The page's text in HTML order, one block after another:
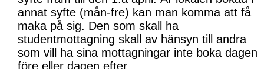
annat syfte (mån-fre) kan man komma att få
maka på sig. Den som skall ha
studentmottagning skall av hänsyn till andra
som vill ha sina mottagningar inte boka dagen
före eller dagen efter.